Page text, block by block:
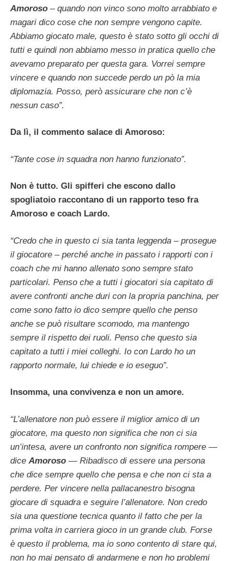
Amoroso – quando non vinco sono molto arrabbiato e
magari dico cose che non sempre vengono capite.
Abbiamo giocato male, questo è stato sotto gli occhi di
tutti e quindi non abbiamo messo in pratica quello che
avevamo preparato per questa gara. Vorrei sempre
vincere e quando non succede perdo un pò la mia
diplomazia. Posso, però assicurare che non c’è
nessun caso”.
Da lì, il commento salace di Amoroso:
“Tante cose in squadra non hanno funzionato”.
Non è tutto. Gli spifferi che escono dallo
spogliatoio raccontano di un rapporto teso fra
Amoroso e coach Lardo.
“Credo che in questo ci sia tanta leggenda – prosegue
il giocatore – perché anche in passato i rapporti con i
coach che mi hanno allenato sono sempre stato
particolari. Penso che a tutti i giocatori sia capitato di
avere confronti anche duri con la propria panchina, per
come sono fatto io dico sempre quello che penso
anche se può risultare scomodo, ma mantengo
sempre il rispetto dei ruoli. Penso che questo sia
capitato a tutti i miei colleghi. Io con Lardo ho un
rapporto normale, lui chiede e io eseguo”.
Insomma, una convivenza e non un amore.
“L’allenatore non può essere il miglior amico di un
giocatore, ma questo non significa che non ci sia
un’intesa, avere un confronto non significa rompere —
dice Amoroso — Ribadisco di essere una persona
che dice sempre quello che pensa e che non ci sta a
perdere. Per vincere nella pallacanestro bisogna
giocare di squadra e seguire l’allenatore. Non credo
sia una questione tecnica quanto il fatto che per la
prima volta in carriera gioco in un grande club. Forse
è questo il problema, ma io sono contento di stare qui,
non ho mai pensato di andarmene e non ho problemi